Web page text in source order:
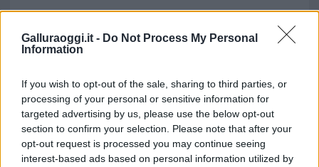
Galluraoggi.it - Do Not Process My Personal
Information
If you wish to opt-out of the sale, sharing to third parties, or
processing of your personal or sensitive information for
targeted advertising by us, please use the below opt-out
section to confirm your selection. Please note that after your
opt-out request is processed you may continue seeing
interest-based ads based on personal information utilized by
ce
b
o
o
k
it
te
r
te
re
at
s
p
p
a
re
Prossimo articolo
NOTIZIE RECENTI
Allarme truffe a Berchidda, falsi incaricati
bussano alle porte